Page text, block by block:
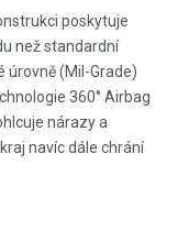
poskytuje
než standardní
úrovně (Mil-Grade)
360° Airbag
nárazy a
navíc dále chrání